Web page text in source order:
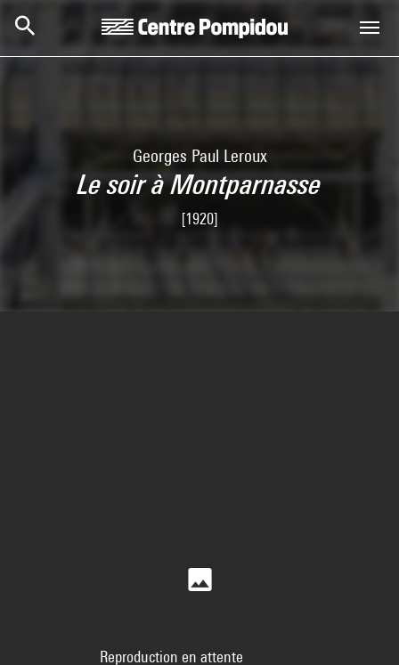
Georges Paul Leroux
Le soir à Montparnasse
[1920]
Reproduction en attente